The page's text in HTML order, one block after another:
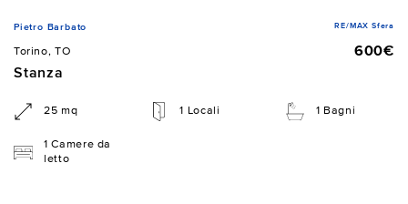
Pietro Barbato RE/MAX Sfera
Torino, TO
600€
Stanza
25 mq 1 Locali 1 Bagni
1 Camere da
letto